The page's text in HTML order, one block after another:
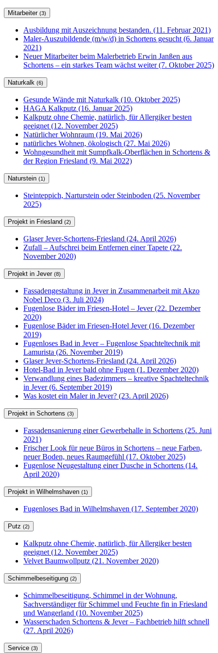
Mitarbeiter (3)
Ausbildung mit Auszeichnung bestanden. (11. Februar 2021)
Maler-Auszubildende (m/w/d) in Schortens gesucht (6. Januar
2021)
Neuer Mitarbeiter beim Malerbetrieb Erwin Janßen aus
Schortens – ein starkes Team wächst weiter (7. Oktober 2025)
Naturkalk (6)
Gesunde Wände mit Naturkalk (10. Oktober 2025)
HAGA Kalkputz (16. Januar 2025)
Kalkputz ohne Chemie, natürlich, für Allergiker besten
geeignet (12. November 2025)
Natürlicher Wohnraum (19. Mai 2026)
natürliches Wohnen, ökologisch (27. Mai 2026)
Wohngesundheit mit Sumpfkalk-Oberflächen in Schortens &
der Region Friesland (9. Mai 2022)
Naturstein (1)
Steinteppich, Narturstein oder Steinboden (25. November
2025)
Projekt in Friesland (2)
Glaser Jever-Schortens-Friesland (24. April 2026)
Zufall – Aufschrei beim Entfernen einer Tapete (22.
November 2020)
Projekt in Jever (8)
Fassadengestaltung in Jever in Zusammenarbeit mit Akzo
Nobel Deco (3. Juli 2024)
Fugenlose Bäder im Friesen-Hotel – Jever (22. Dezember
2020)
Fugenlose Bäder im Friesen-Hotel Jever (16. Dezember
2019)
Fugenloses Bad in Jever – Fugenlose Spachteltechnik mit
Lamurista (26. November 2019)
Glaser Jever-Schortens-Friesland (24. April 2026)
Hotel-Bad in Jever bald ohne Fugen (1. Dezember 2020)
Verwandlung eines Badezimmers – kreative Spachteltechnik
in Jever (6. September 2019)
Was kostet ein Maler in Jever? (23. April 2026)
Projekt in Schortens (3)
Fassadensanierung einer Gewerbehalle in Schortens (25. Juni
2021)
Frischer Look für neue Büros in Schortens – neue Farben,
neuer Boden, neues Raumgefühl (17. Oktober 2025)
Fugenlose Neugestaltung einer Dusche in Schortens (14.
April 2020)
Projekt in Wilhelmshaven (1)
Fugenloses Bad in Wilhelmshaven (17. September 2020)
Putz (2)
Kalkputz ohne Chemie, natürlich, für Allergiker besten
geeignet (12. November 2025)
Velvet Baumwollputz (21. November 2020)
Schimmelbeseitigung (2)
Schimmelbeseitigung, Schimmel in der Wohnung,
Sachverständiger für Schimmel und Feuchte fin in Friesland
und Wangerland (10. November 2025)
Wasserschaden Schortens & Jever – Fachbetrieb hilft schnell
(27. April 2026)
Service (3)